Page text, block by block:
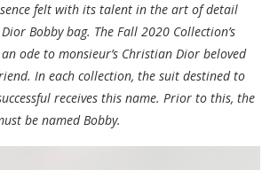
felt with its talent in the art of detail
Bobby bag. The Fall 2020 Collection’s
ode to monsieur’s Christian Dior beloved
In each collection, the suit destined to
receives this name. Prior to this, the
be named Bobby.